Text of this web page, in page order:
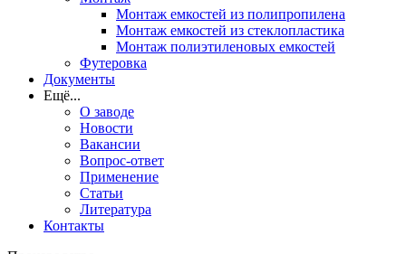
Монтаж емкостей из полипропилена
Монтаж емкостей из стеклопластика
Монтаж полиэтиленовых емкостей
Футеровка
Документы
Ещё...
О заводе
Новости
Вакансии
Вопрос-ответ
Применение
Статьи
Литература
Контакты